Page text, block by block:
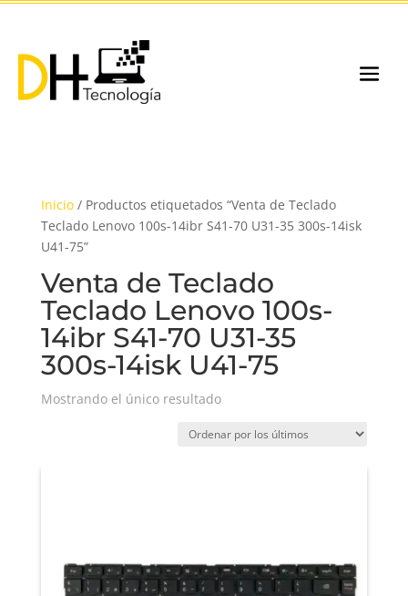
Inicio/ Productos etiquetados “Venta de Teclado
Teclado Lenovo 100s-14ibr S41-70 U31-35 300s-14isk
U41-75”
Venta de Teclado
Teclado Lenovo 100s-
14ibr S41-70 U31-35
300s-14isk U41-75
Mostrando el único resultado